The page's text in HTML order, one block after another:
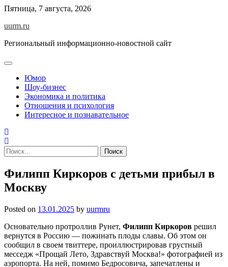
Skip
content
Пятница, 7 августа, 2026
uurm.ru
Региональный информационно-новостной сайт
Юмор
Шоу-бизнес
Экономика и политика
Отношения и психология
Интересное и познавательное
Найти:
Филипп Киркоров с детьми прибыл в
Москву
Posted on 13.01.2025 by uurmru
Основательно протроллив Рунет, Филипп Киркоров решил
вернутся в Россию — пожинать плоды славы. Об этом он
сообщил в своем твиттере, проиллюстрировав грустный
месседж «Прощай Лето, Здравствуй Москва!» фотографией из
аэропорта. На ней, помимо Бедросовича, запечатлены и